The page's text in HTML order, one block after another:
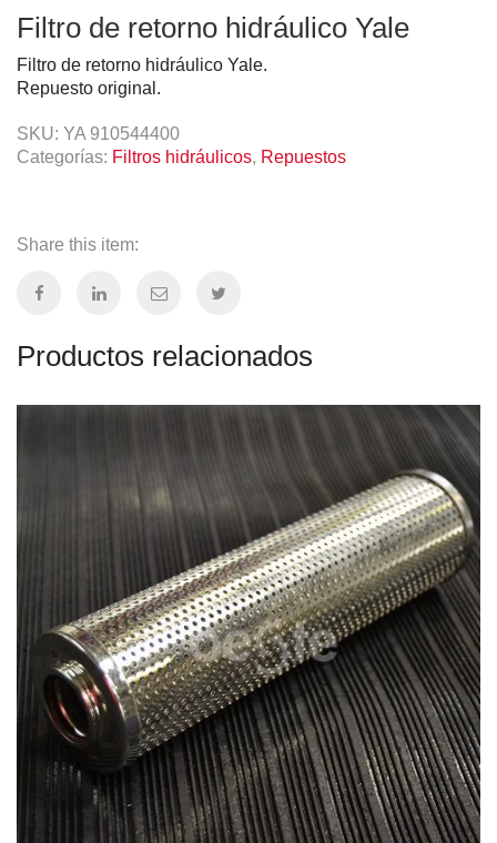
Filtro de retorno hidráulico Yale
Filtro de retorno hidráulico Yale.
Repuesto original.
SKU: YA 910544400
Categorías: Filtros hidráulicos, Repuestos
Share this item:
Productos relacionados